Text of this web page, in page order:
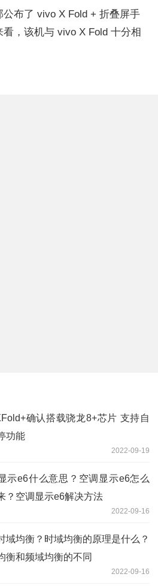
公布了 vivo X Fold + 折叠屏手
，该机与 vivo X Fold 十分相
确认搭载骁龙8+芯片 支持自
功能
2022-09-19
示e6什么意思？空调显示e6怎么
？空调显示e6解决方法
2022-09-16
域均衡？时域均衡的原理是什么？
衡和频域均衡的不同
2022-09-16